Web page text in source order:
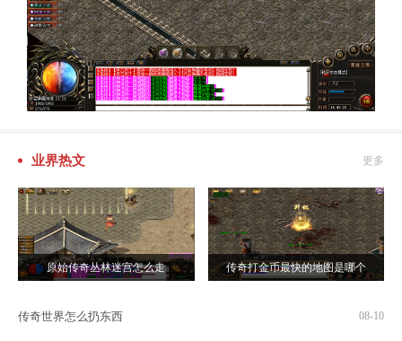
业界热文 更多
原始传奇丛林迷宫怎么走 传奇打金币最快的地图是哪个
传奇世界怎么扔东西 08-10